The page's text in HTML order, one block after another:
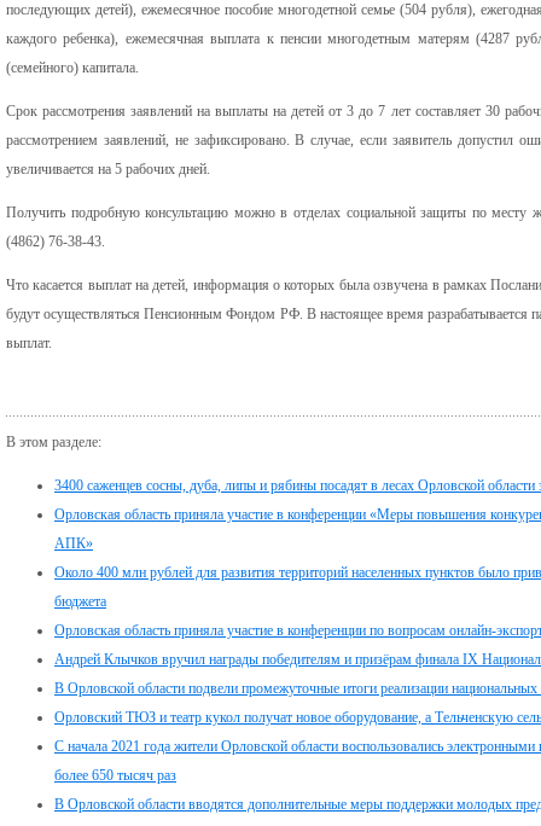
последующих детей), ежемесячное пособие многодетной семье (504 рубля),
каждого ребенка), ежемесячная выплата к пенсии многодетным матерям (4287
(семейного) капитала.
Срок рассмотрения заявлений на выплаты на детей от 3 до 7 лет составляет 30
рассмотрением заявлений, не зафиксировано. В случае, если заявитель допустил
увеличивается на 5 рабочих дней.
Получить подробную консультацию можно в отделах социальной защиты по месту
(4862) 76-38-43.
Что касается выплат на детей, информация о которых была озвучена в рамках
будут осуществляться Пенсионным Фондом РФ. В настоящее время разрабатывается
выплат.
В этом разделе:
3400 саженцев сосны, дуба, липы и рябины посадят в лесах Орловской области
Орловская область приняла участие в конференции «Меры повышения
АПК»
Около 400 млн рублей для развития территорий населенных пунктов было
бюджета
Орловская область приняла участие в конференции по вопросам онлайн-
Андрей Клычков вручил награды победителям и призёрам финала IX
В Орловской области подвели промежуточные итоги реализации
Орловский ТЮЗ и театр кукол получат новое оборудование, а Тельченскую
С начала 2021 года жители Орловской области воспользовались
более 650 тысяч раз
В Орловской области вводятся дополнительные меры поддержки молодых